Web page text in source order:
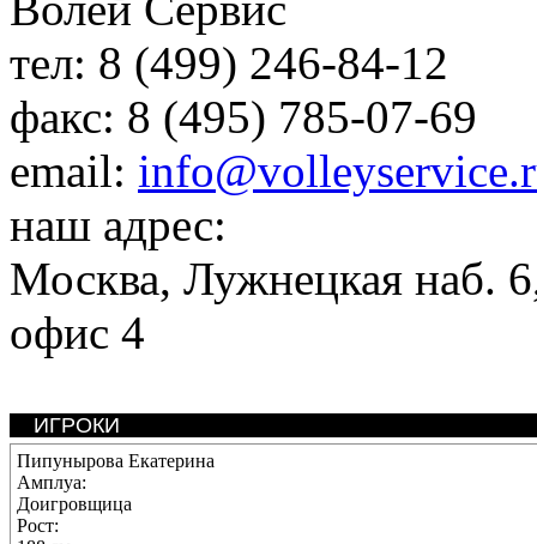
тел: 8 (499) 246-84-12
факс: 8 (495) 785-07-69
email:
наш адрес:
Москва, Лужнецкая наб.
офис 4
ИГРОКИ
Пипунырова Екатерина
Амплуа:
Доигровщица
Рост: